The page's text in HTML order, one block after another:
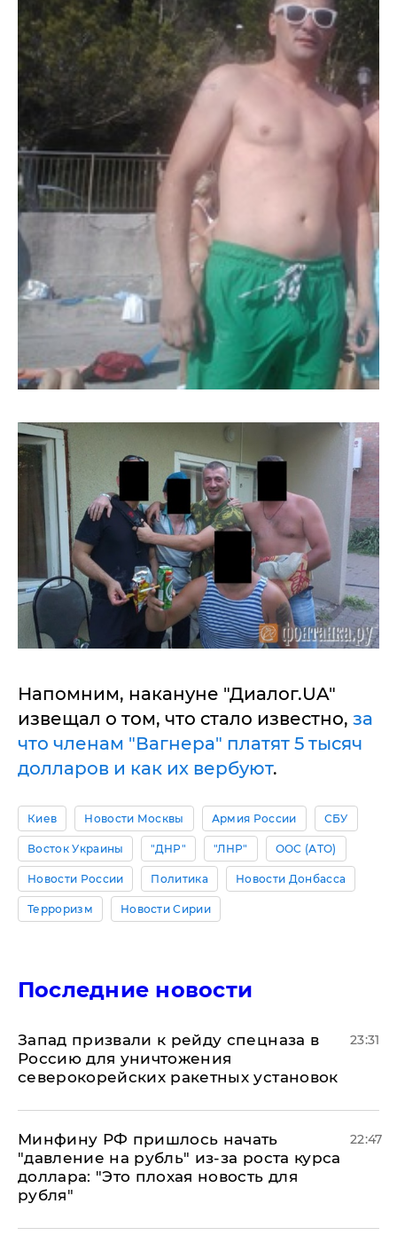
Напомним, накануне "Диалог.UA"
извещал о том, что стало известно, за
что членам "Вагнера" платят 5 тысяч
долларов и как их вербуют.
Киев Новости Москвы Армия России СБУ
Восток Украины "ДНР" "ЛНР" ООС (АТО)
Новости России Политика Новости Донбасса
Терроризм Новости Сирии
Последние новости
Запад призвали к рейду спецназа в
Россию для уничтожения
северокорейских ракетных установок
23:31
Минфину РФ пришлось начать
"давление на рубль" из-за роста курса
доллара: "Это плохая новость для
рубля"
22:47